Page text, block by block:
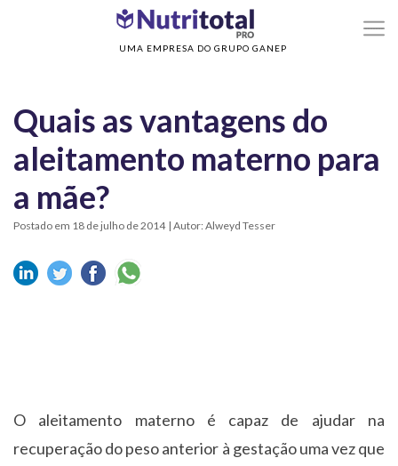
UMA EMPRESA DO GRUPO GANEP
Sem categoria> Quais as vantagens do aleitamento materno para a
Quais as vantagens do
aleitamento materno para
a mãe?
Postado em 18 de julho de 2014 | Autor: Alweyd Tesser
O aleitamento materno é capaz de ajudar na
recuperação do peso anterior à gestação uma vez que